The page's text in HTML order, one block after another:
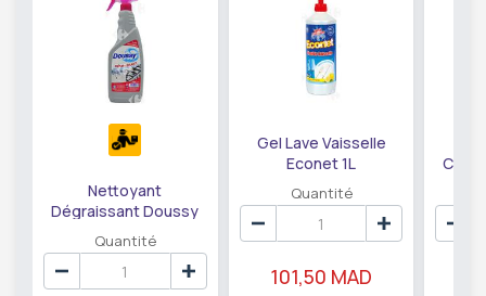
Nettoyant
Dégraissant Doussy
750ml
Quantité
Gel Lave Vaisselle
Econet 1L
Quantité
101,50 MAD